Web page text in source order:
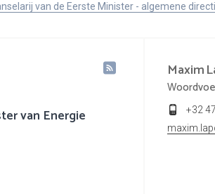
van de Eerste Minister - algemene
van Energie
Maxim
+32